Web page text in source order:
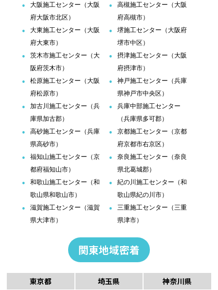
大阪施工センター（大阪
府大阪市北区）
高槻施工センター（大阪
府高槻市）
大東施工センター（大阪
府大東市）
堺施工センター（大阪府
堺市中区）
茨木市施工センター（大
阪府茨木市）
摂津施工センター（大阪
府摂津市）
松原施工センター（大阪
府松原市）
神戸施工センター（兵庫
県神戸市中央区）
加古川施工センター（兵
庫県加古郡）
兵庫中部施工センター
（兵庫県多可郡）
高砂施工センター（兵庫
県高砂市）
京都施工センター（京都
府京都市右京区）
福知山施工センター（京
都府福知山市）
奈良施工センター（奈良
県北葛城郡）
和歌山施工センター（和
歌山県和歌山市）
紀の川施工センター（和
歌山県紀の川市）
滋賀施工センター（滋賀
県大津市）
三重施工センター（三重
県津市）
関東地域密着
東京都 埼玉県
神奈川県